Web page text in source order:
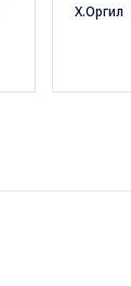
Х.Оргил